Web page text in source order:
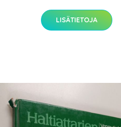
LISÄTIETOJA